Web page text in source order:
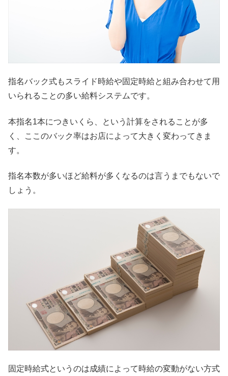
指名バック式もスライド時給や固定時給と組み合わせて用
いられることの多い給料システムです。
本指名1本につきいくら、という計算をされることが多
く、ここのバック率はお店によって大きく変わってきま
す。
指名本数が多いほど給料が多くなるのは言うまでもないで
しょう。
固定時給式というのは成績によって時給の変動がない方式